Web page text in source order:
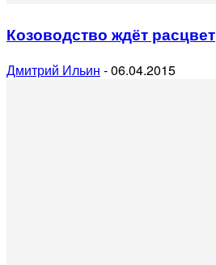
Козоводство ждёт расцвет
Дмитрий Ильин -06.04.2015